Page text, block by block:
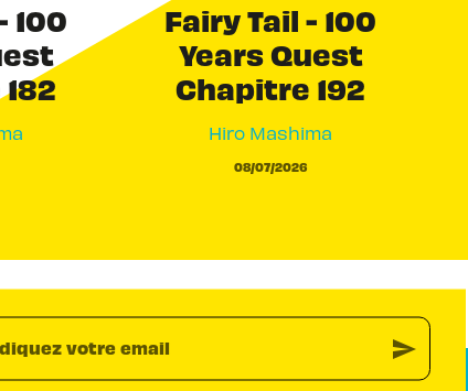
100
Fairy Tail - 100
Years Quest
Chapitre 192
Hiro Mashima
08/07/2026
votre email send